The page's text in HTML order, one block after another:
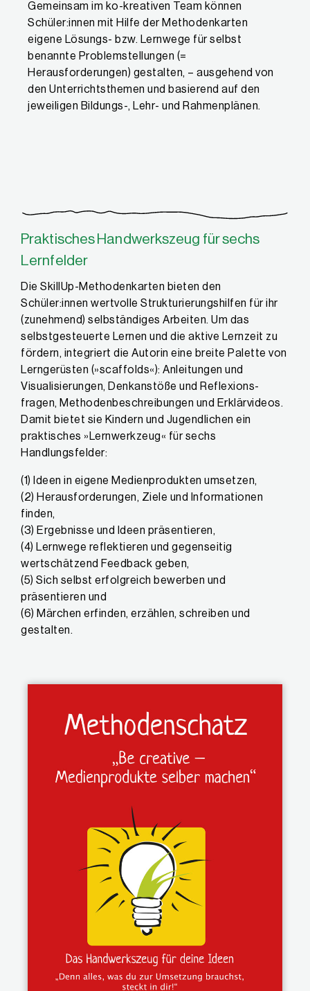
Gemeinsam im ko-kreativen Team können
Schüler:innen mit Hilfe der Methodenkarten
eigene Lösungs- bzw. Lernwege für selbst
benannte Problemstellungen (=
Herausforderungen) gestalten, – ausgehend von
den Unterrichtsthemen und basierend auf den
jeweiligen Bildungs-, Lehr- und Rahmenplänen.
Praktisches Handwerkszeug für sechs
Lernfelder
Die SkillUp-Methodenkarten bieten den
Schüler:innen wertvolle Strukturierungs­hilfen für ihr
(zunehmend) selbständiges Arbeiten. Um das
selbstgesteuerte Lernen und die aktive Lernzeit zu
fördern, integriert die Autorin eine breite Palette von
Lern­gerüsten (»scaffolds«): Anleitungen und
Visualisierungen, Denkanstöße und Reflexions­
fragen, Methodenbeschreibungen und Erklärvideos.
Damit bietet sie Kindern und Jugendlichen ein
praktisches »Lernwerkzeug« für sechs
Handlungsfelder:
(1) Ideen in eigene Medienprodukten umsetzen,
(2) Herausforderungen, Ziele und Informationen
finden,
(3) Ergebnisse und Ideen präsentieren,
(4) Lernwege reflektieren und gegenseitig
wertschätzend Feedback geben,
(5) Sich selbst erfolgreich bewerben und
präsentieren und
(6) Märchen erfinden, erzählen, schreiben und
gestalten.